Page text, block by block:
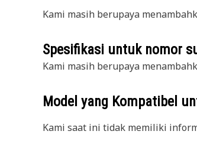
Kami masih berupaya
Spesifikasi untuk nomor
Kami masih berupaya
Model yang Kompatibel
Kami saat ini tidak memiliki